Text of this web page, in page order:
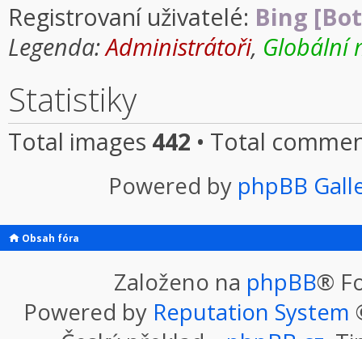
Registrovaní uživatelé: Bing
Legenda:Administrátoři, Globální
Statistiky
Total images 442 • Total
Powered by phpBB
Obsah fóra
Založeno na phpBB®
Powered by Reputation System